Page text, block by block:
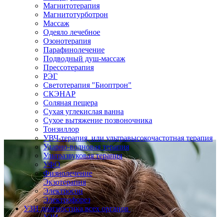
Магнитотерапия
Магнитотурботрон
Массаж
Одеяло лечебное
Озонотерапия
Парафинолечение
Подводный душ-массаж
Прессотерапия
РЭГ
Светотерапия "Биоптрон"
СКЭНАР
Соляная пещера
Сухая углекислая ванна
Сухое вытяжение позвоночника
Тонзиллор
УВЧ-терапия, или ультравысокочастотная терапия
Ударно-волновая терапия
Ультразвуковая терапия
УФО
Физиолечение
Экзотерапия
Электросон
Электрофорез
УЗИ диагностика всех органов